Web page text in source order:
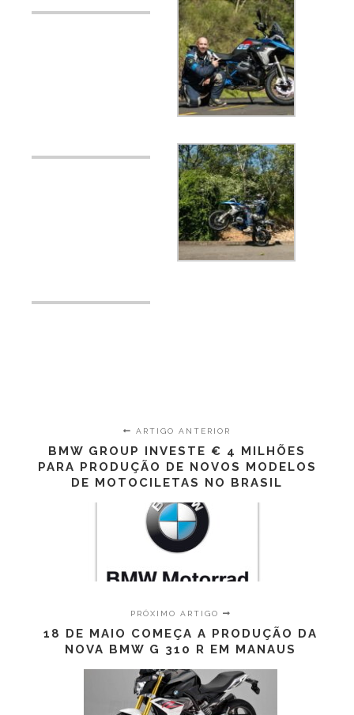
ARTIGO ANTERIOR
BMW GROUP INVESTE € 4 MILHÕES
PARA PRODUÇÃO DE NOVOS MODELOS
DE MOTOCILETAS NO BRASIL
PRÓXIMO ARTIGO
18 DE MAIO COMEÇA A PRODUÇÃO DA
NOVA BMW G 310 R EM MANAUS